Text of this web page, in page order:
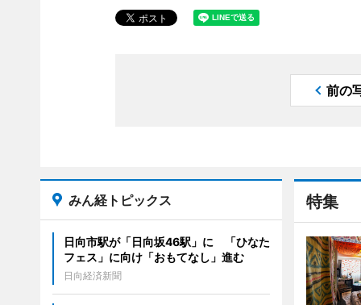
前の
特集
みん経トピックス
日向市駅が「日向坂46駅」に 「ひなた
フェス」に向け「おもてなし」進む
日向経済新聞